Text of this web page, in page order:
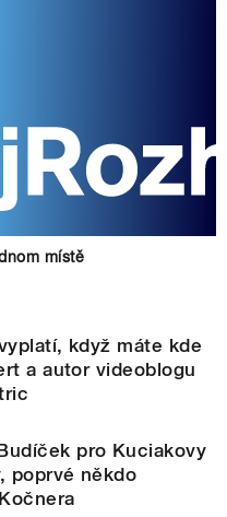
místě
když máte kde
a autor videoblogu
pro Kuciakovy
poprvé někdo